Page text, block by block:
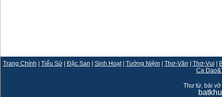
Trang Chính Tiểu Sử| Đặc San Sinh Hoạt| Tưởng Niệm| Thơ-Văn Thơ-Vui
Ca
Thư từ, bài vở